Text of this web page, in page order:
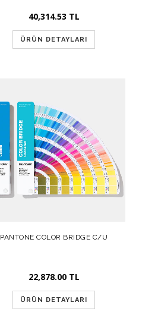
40,314.53 TL
ÜRÜN DETAYLARI
PANTONE COLOR BRIDGE C/U
22,878.00 TL
ÜRÜN DETAYLARI